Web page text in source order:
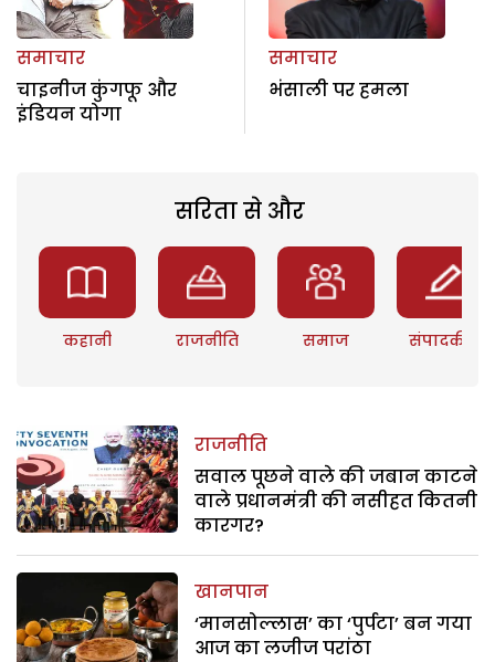
समाचार
चाइनीज कुंगफू और
इंडियन योगा
समाचार
भंसाली पर हमला
सरिता से और
कहानी राजनीति समाज संपादकीय
राजनीति
सवाल पूछने वाले की जबान काटने
वाले प्रधानमंत्री की नसीहत कितनी
कारगर?
खानपान
‘मानसोल्लास’ का ‘पुर्पटा’ बन गया
आज का लजीज परांठा